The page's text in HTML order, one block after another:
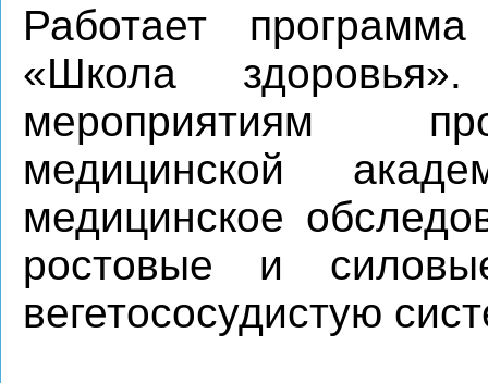
Работает
«Школа
мероприятиям
медицинской
медицинское
ростовые и
вегетососудистую